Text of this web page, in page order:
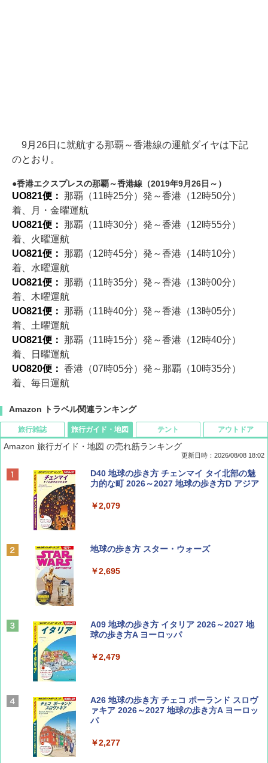
9月26日に就航する那覇～香港線の運航ダイヤは下記
のとおり。
香港エクスプレスの那覇～香港線（2019年9月26日～）
UO821便： 那覇（11時25分）発～香港（12時50分）
着、月・金曜運航
UO821便： 那覇（11時30分）発～香港（12時55分）
着、火曜運航
UO821便： 那覇（12時45分）発～香港（14時10分）
着、水曜運航
UO821便： 那覇（11時35分）発～香港（13時00分）
着、木曜運航
UO821便： 那覇（11時40分）発～香港（13時05分）
着、土曜運航
UO821便： 那覇（11時15分）発～香港（12時40分）
着、日曜運航
UO820便： 香港（07時05分）発～那覇（10時35分）
着、毎日運航
Amazon トラベル関連ランキング
旅行雑誌
BE-PAL(ビ-パル) 2026年 9 月号【特別付録:
SOTO ミニマル"旅"財布 ランダム2種】
￥1,500
ディズニーファン ２０２６年 ９月号 [雑
山と溪谷 2026年8月号「南アルプス大全」
Coyote No.89 特集 星野道夫 夢見る旅
￥1,540
旅行ガイド・地図
Amazon 旅行ガイド・地図 の売れ筋ランキング
更新日時：2026/08/08 18:02
D40 地球の歩き方 チェンマイ タイ北部の魅
力的な町 2026～2027 地球の歩き方D アジア
￥2,079
地球の歩き方 スター・ウォーズ
￥2,695
A09 地球の歩き方 イタリア 2026～2027 地
球の歩き方A ヨーロッパ
￥2,479
A26 地球の歩き方 チェコ ポーランド スロヴ
ァキア 2026～2027 地球の歩き方A ヨーロッ
パ
￥2,277
テント アウトドア